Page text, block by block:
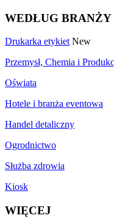
WEDŁUG BRANŻY
Drukarka etykiet New
Przemysł, Chemia i
Oświata
Hotele i branża eventowa
Handel detaliczny
Ogrodnictwo
Służba zdrowia
Kiosk
WIĘCEJ